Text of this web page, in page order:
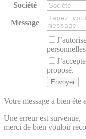
Société
Message
proposé.
Votre message a bien été
Une erreur est survenue,
merci de bien vouloir